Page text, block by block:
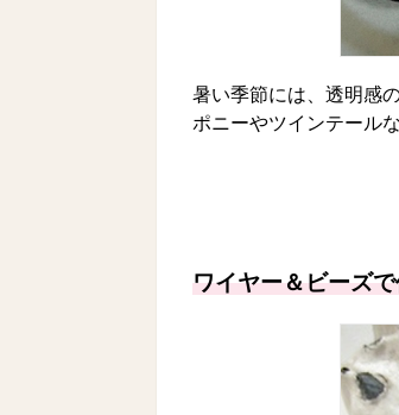
暑い季節には、透明感
ポニーやツインテール
ワイヤー＆ビーズ